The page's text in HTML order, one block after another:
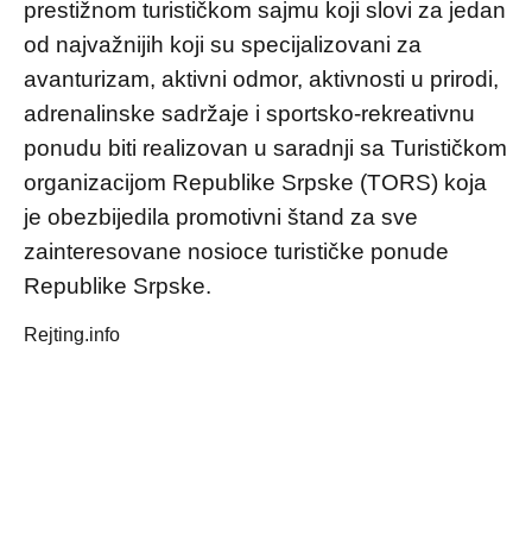
prestižnom turističkom sajmu koji slovi za jedan
od najvažnijih koji su specijalizovani za
avanturizam, aktivni odmor, aktivnosti u prirodi,
adrenalinske sadržaje i sportsko-rekreativnu
ponudu biti realizovan u saradnji sa Turističkom
organizacijom Republike Srpske (TORS) koja
je obezbijedila promotivni štand za sve
zainteresovane nosioce turističke ponude
Republike Srpske.
Rejting.info